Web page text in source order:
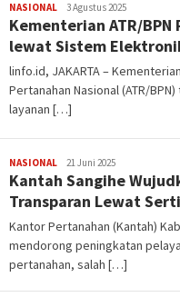
NASIONAL Redaksi
3 Agustus 2025
Kementerian ATR/
lewat Sistem
linfo.id, JAKARTA –
Pertanahan Nasional (ATR/
layanan […]
NASIONAL Redaksi
21 Juni 2025
Kantah Sangihe
Transparan Lewat
Kantor Pertanahan (Kantah)
mendorong peningkatan
pertanahan, salah […]